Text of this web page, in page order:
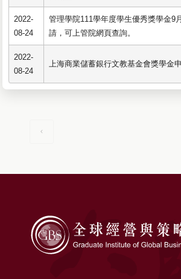
2022-
08-24
管理學院111學年度學生優秀獎學金9
請，可上管院網頁查詢。
2022-
08-24
上海商業儲蓄銀行文教基金會獎學金